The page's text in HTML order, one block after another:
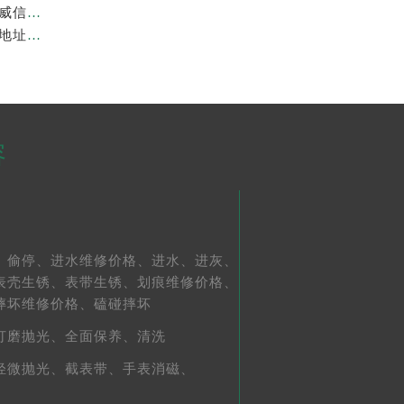
上海劳力士官方售后服务中心｜官方地址及服务热线权威信息公示（2026年7月最新）
亲身到店探访上海劳力士官方售后服务中心｜最新维修地址与官方电话（2026年7月最新）
偷停、 进水维修价格、 进水、 进灰、
壳生锈、 表带生锈、 划痕维修价格、
坏维修价格、 磕碰摔坏
磨抛光、 全面保养、 清洗
微抛光、 截表带、 手表消磁、